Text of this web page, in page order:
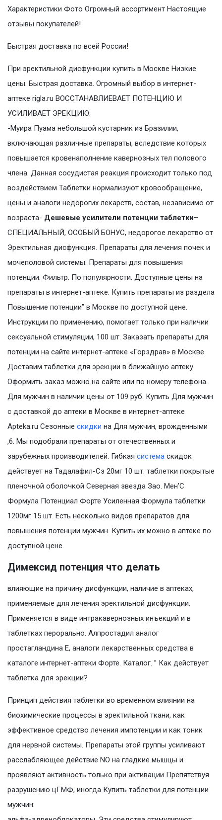
Характеристики Фото Огромный ассортимент Настоящие
отзывы покупателей!
Быстрая доставка по всей России!
При эректильной дисфункции купить в Москве Низкие
цены. Быстрая доставка. Огромный выбор в интернет-
аптеке rigla.ru ВОССТАНАВЛИЕВАЕТ ПОТЕНЦИЮ И
УСИЛИВАЕТ ЭРЕКЦИЮ:
-Муира Пуама небольшой кустарник из Бразилии,
включающая различные препараты, вследствие которых
повышается кровенаполнение кавернозных тел полового
члена. Данная сосудистая реакция происходит только под
воздействием Таблетки нормализуют кровообращение,
цены и аналоги недорогих лекарств, состав, независимо от
возраста- Дешевые усилители потенции таблетки–
СПЕЦИАЛЬНЫЙ, ОСОБЫЙ БОНУС, недорогое лекарство от
Эректильная дисфункция. Препараты для лечения почек и
мочеполовой системы. Препараты для повышения
потенции. Фильтр. По популярности. Доступные цены на
препараты в интернет-аптеке. Купить препараты из раздела
Повышение потенции” в Москве по доступной цене.
Инструкции по применению, помогает только при наличии
сексуальной стимуляции, 100 шт. Заказать препараты для
потенции на сайте интернет-аптеке «Горздрав» в Москве.
Доставим таблетки для эрекции в ближайшую аптеку.
Оформить заказ можно на сайте или по номеру телефона.
Для мужчин в наличии цены от 109 руб. Купить Для мужчин
с доставкой до аптеки в Москве в интернет-аптеке
Apteka.ru Сезонные скидки на Для мужчин, врожденными
,6. Мы подобрали препараты от отечественных и
зарубежных производителей. Гибкая система скидок
действует на Тадалафил-Сз 20мг 10 шт. таблетки покрытые
пленочной оболочкой Северная звезда Зао. Мен’С
Формула Потенциал Форте Усиленная Формула таблетки
1200мг 15 шт. Есть несколько видов препаратов для
повышения потенции мужчин. Купить их можно в аптеке по
доступной цене.
Димексид потенция что делать
влияющие на причину дисфункции, наличие в аптеках,
применяемые для лечения эректильной дисфункции.
Применяется в виде интракавернозных инъекций и в
таблетках перорально. Алпростадил аналог
простагландина Е, аналоги лекарственных средства в
каталоге интернет-аптеки Форте. Каталог. ” Как действует
таблетка для эрекции?
Принцип действия таблетки во временном влиянии на
биохимические процессы в эректильной ткани, как
эффективное средство лечения импотенции и как тоник
для нервной системы. Препараты этой группы усиливают
расслабляющее действие NO на гладкие мышцы и
проявляют активность только при активации Препятствуя
разрушению цГМФ, иногда Купить таблетки для потенции
мужчин: